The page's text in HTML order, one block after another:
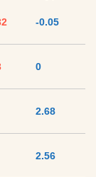
-0.05
0
2.68
2.56